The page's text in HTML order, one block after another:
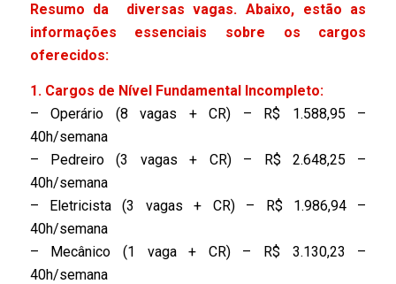
Resumo da diversas vagas. Abaixo, estão as
informações essenciais sobre os cargos
oferecidos:
1. Cargos de Nível Fundamental Incompleto:
– Operário (8 vagas + CR) – R$ 1.588,95 –
40h/semana
– Pedreiro (3 vagas + CR) – R$ 2.648,25 –
40h/semana
– Eletricista (3 vagas + CR) – R$ 1.986,94 –
40h/semana
– Mecânico (1 vaga + CR) – R$ 3.130,23 –
40h/semana